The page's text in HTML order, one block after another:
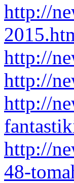
http://
http://
http://
http://
http://
48-